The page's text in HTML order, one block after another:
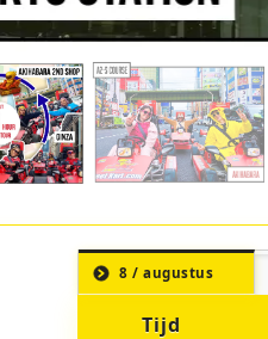
8 / augustus
Tijd